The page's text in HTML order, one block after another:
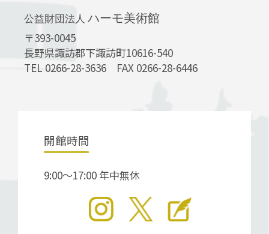
公益財団法人 ハーモ美術館
〒393-0045
長野県諏訪郡下諏訪町10616-540
TEL 0266-28-3636 FAX 0266-28-6446
開館時間
9:00～17:00 年中無休